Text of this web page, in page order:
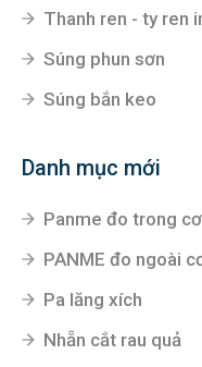
Thanh ren - ty ren
Súng phun sơn
Súng bắn keo
Danh mục mới
Panme đo trong
PANME đo ngoài
Pa lăng xích
Nhẵn cắt rau quả